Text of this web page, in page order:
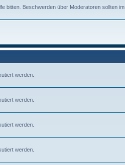
bitten. Beschwerden über Moderatoren sollten
werden.
werden.
werden.
werden.